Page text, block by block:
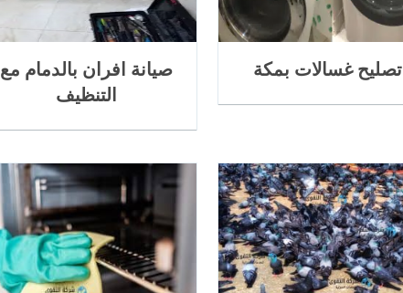
تصليح غسالات بمكة
صيانة افران بالدمام مع
التنظيف